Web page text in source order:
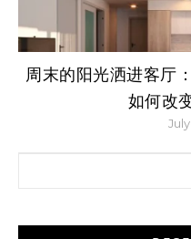
周末的阳光洒进客
如何改